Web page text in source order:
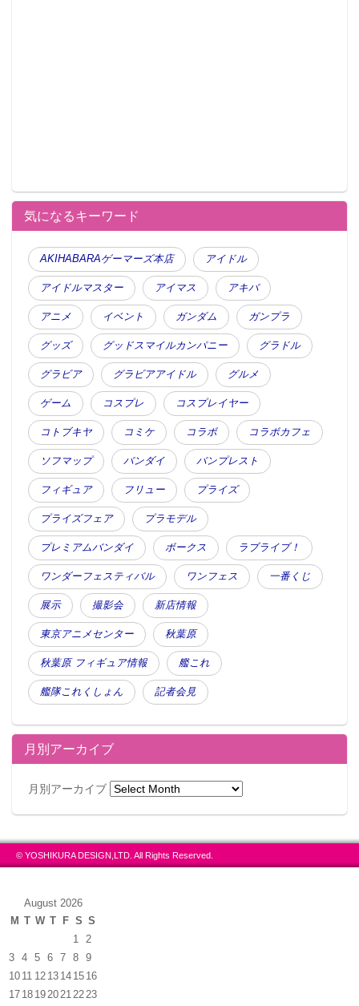
合があります。
※商品仕様等は予告なく変更になる場合があります。
※掲載している写真は開発中のため、実際の商品とは
多少異なる場合があります。
※日本国外で販売する可能性があります。
※本商品は、店頭やイベント等で販売する可能性があ
ります。
(C)石森プロ・東映
●編集部オススメ
・【Tシャツ】この夏、70年代をヒーローを
着よう！「仮面ライダーV3」「快傑ズバッ
ト」「ゴレンジャー」など全5種を発売
・アンジェラ芽衣が〝唯一の女性仮面ライ
ダー〟に初変身
・仮面ライダー変身ベルト展『THE
HENSHIN』が秋葉原で開催！前夜祭トーク
ショー＆内覧会レポ
この記事が気に入ったらフォローしよう
気になるキーワード
AKIHABARAゲーマーズ本店 アイドル
アイドルマスター アイマス アキバ
アニメ イベント ガンダム ガンプラ
グッズ グッドスマイルカンパニー グラドル
グラビア グラビアアイドル グルメ
ゲーム コスプレ コスプレイヤー
コトブキヤ コミケ コラボ コラボカフェ
ソフマップ バンダイ バンプレスト
フィギュア フリュー プライズ
プライズフェア プラモデル
プレミアムバンダイ ボークス ラブライブ！
ワンダーフェスティバル ワンフェス 一番くじ
展示 撮影会 新店情報
東京アニメセンター 秋葉原
秋葉原 フィギュア情報 艦これ
艦隊これくしょん 記者会見
月別アーカイブ
月別アーカイブ
© YOSHIKURA DESIGN,LTD. All Rights Reserved.
August 2026
M T W T F S S
1
2
3
4 5 6 7 8
9
10 11 12 13 14 15 16
17 18 19 20 21 22 23